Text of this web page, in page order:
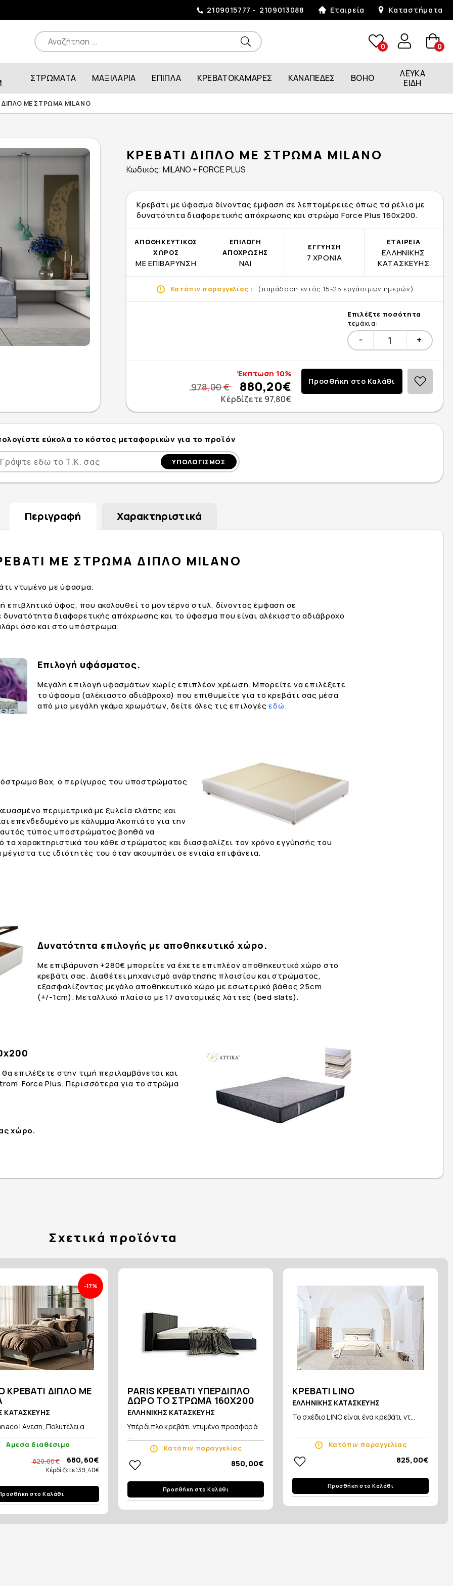
2109015777 2109013088 Εταιρεία Καταστήματα
0 0
ΣΤΡΩΜΑΤΑ ΜΑΞΙΛΑΡΙΑ ΕΠΙΠΛΑ ΚΡΕΒΑΤΟΚΑΜΑΡΕΣ ΚΑΝΑΠΕΔΕΣ BOHO
ΛΕΥΚΑ
ΕΙΔΗ
ΔΙΠΛΟ ΜΕ ΣΤΡΩΜΑ MILANO
ΚΡΕΒΑΤΙ ΔΙΠΛΟ ΜΕ ΣΤΡΩΜΑ MILANO
Κωδικός: MILANO + FORCE PLUS
Κρεβάτι με ύφασμα δίνοντας έμφαση σε λεπτομέρειες όπως τα ρέλια με
δυνατότητα διαφορετικής απόχρωσης και στρώμα Force Plus 160x200.
ΑΠΟΘΗΚΕΥΤΙΚΟΣ
ΧΩΡΟΣ
ΜΕ ΕΠΙΒΑΡΥΝΣΗ
ΕΠΙΛΟΓΗ
ΑΠΟΧΡΩΣΗΣ
ΝΑΙ
ΕΓΓΥΗΣΗ
7 ΧΡΟΝΙΑ
ΕΤΑΙΡΕΙΑ
ΕΛΛΗΝΙΚΗΣ
ΚΑΤΑΣΚΕΥΗΣ
Κατόπιν παραγγελίας : (παράδοση εντός 15-25 εργάσιμων ημερών)
Επιλέξτε ποσότητα
τεμάχια:
- +
Έκπτωση 10%
978,00 € 880,20€
Κέρδίζετε 97,80€
Προσθήκη στο Καλάθι
εύκολα το κόστος μεταφορικών για το προϊόν
Περιγραφή Χαρακτηριστικά
ΜΕ ΣΤΡΩΜΑ ΔΙΠΛΟ MILANO
ντυμένο με ύφασμα.
επιβλητικό ύφος, που ακολουθεί το μοντέρνο στυλ, δίνοντας έμφαση σε
διαφορετικής απόχρωσης και το ύφασμα που είναι αλέκιαστο αδιάβροχο
όσο και στο υπόστρωμα.
Επιλογή υφάσματος.
Μεγάλη επιλογή υφασμάτων χωρίς επιπλέον χρέωση. Μπορείτε να επιλέξετε
το ύφασμα (αλέκιαστο αδιάβροχο) που επιθυμείτε για το κρεβάτι σας μέσα
από μια μεγάλη γκάμα χρωμάτων, δείτε όλες τις επιλογέςεδώ.
Box, ο περίγυρος του υποστρώματος
περιμετρικά με ξυλεία ελάτης και
επενδεδυμένο με κάλυμμα Ακοπιάτο για την
τύπος υποστρώματος βοηθά να
τα χαρακτηριστικά του κάθε στρώματος και διασφαλίζει τον χρόνο εγγύησής του
τις ιδιότητές του όταν ακουμπάει σε ενιαία επιφάνεια.
Δυνατότητα επιλογής με αποθηκευτικό χώρο.
Με επιβάρυνση +280€ μπορείτε να έχετε επιπλέον αποθηκευτικό χώρο στο
κρεβάτι σας. Διαθέτει μηχανισμό ανάρτησης πλαισίου και στρώματος,
εξασφαλίζοντας μεγάλο αποθηκευτικό χώρο με εσωτερικό βάθος 25cm
(+/-1cm). Μεταλλικό πλαίσιο με 17 ανατομικές λάττες (bed slats).
επιλέξετε στην τιμή περιλαμβάνεται και
Force Plus. Περισσότερα για το στρώμα
χώρο.
Σχετικά προϊόντα
ΚΡΕΒΑΤΙ ΔΙΠΛΟ ΜΕ
ΚΑΤΑΣΚΕΥΗΣ
| Ανεση, Πολυτέλεια ...
Άμεσα διαθέσιμο
820,00 € 680,60€
Κέρδίζετε 139,40€
στο Καλάθι
-17%
PARIS ΚΡΕΒΑΤΙ ΥΠΕΡΔΙΠΛΟ
ΔΩΡΟ ΤΟ ΣΤΡΩΜΑ 160X200
ΕΛΛΗΝΙΚΗΣ ΚΑΤΑΣΚΕΥΗΣ
Υπέρδιπλο κρεβάτι ντυμένο προσφορά
...
Κατόπιν παραγγελίας
850,00€
Προσθήκη στο Καλάθι
ΚΡΕΒΑΤΙ LINO
ΕΛΛΗΝΙΚΗΣ ΚΑΤΑΣΚΕΥΗΣ
Το σχέδιο LINO είναι ένα κρεβάτι ντ...
Κατόπιν παραγγελίας
825,00€
Προσθήκη στο Καλάθι